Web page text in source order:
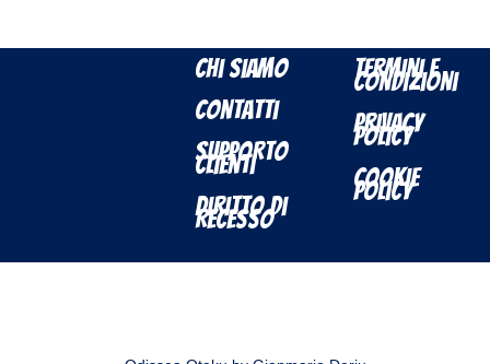
Chi Siamo
Contatti
Supporto
Clienti
Diritto di
Recesso
Termini e
Condizioni
Privacy
Policy
Cookie
Policy